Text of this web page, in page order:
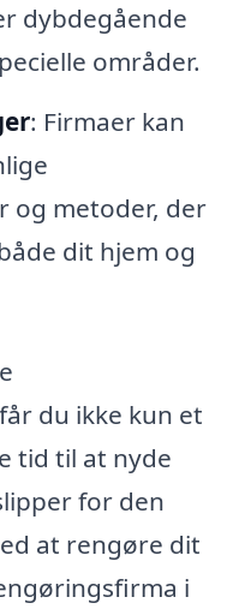
dybdegående
områder.
: Firmaer kan
og metoder, der
dit hjem og
du ikke kun et
tid til at nyde
for den
at rengøre dit
i